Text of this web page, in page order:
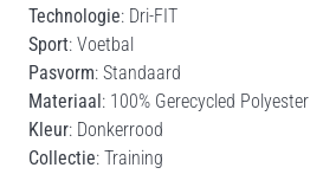
Technologie: Dri-FIT
Sport: Voetbal
Pasvorm: Standaard
Materiaal: 100% Gerecycled Polyester
Kleur: Donkerrood
Collectie: Training